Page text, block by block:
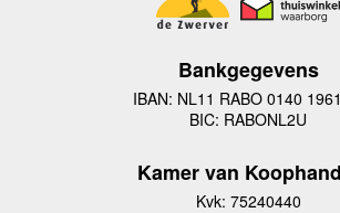
Bankgegevens
IBAN: NL11 RABO 0140
BIC: RABONL2U
Kamer van
Kvk: 75240440